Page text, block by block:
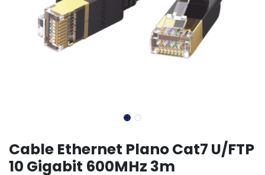
Cable Ethernet Plano Cat7 U/FTP
10 Gigabit 600MHz 3m